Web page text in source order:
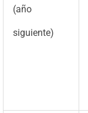
(año
siguiente)